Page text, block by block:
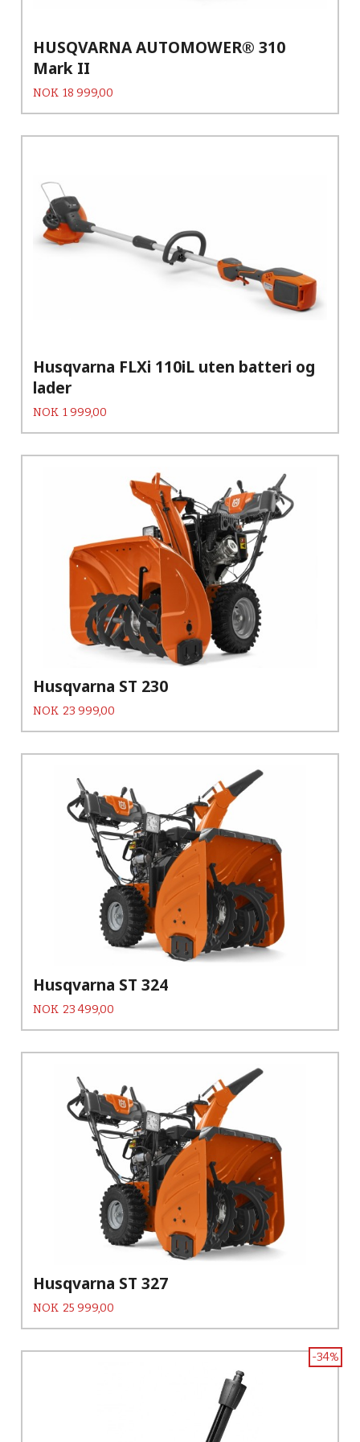
HUSQVARNA AUTOMOWER® 310
Mark II
Pris
NOK 18 999,00
Husqvarna FLXi 110iL uten batteri og
lader
Pris
NOK 1 999,00
Husqvarna ST 230
Pris
NOK 23 999,00
Husqvarna ST 324
Pris
NOK 23 499,00
Husqvarna ST 327
Pris
NOK 25 999,00
-34%